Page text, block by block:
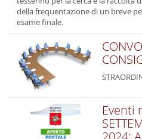
della frequentazione di un breve
esame finale.
Eventi